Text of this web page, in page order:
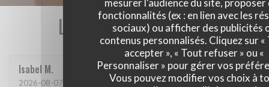
fonctionnalités (ex : en lien avec les
sociaux) ou afficher des publicités
contenus personnalisés. Cliquez sur «
accepter », « Tout refuser » ou «
Personnaliser » pour gérer vos
Vous pouvez modifier vos choix à
Les avis de nos clients
Isabel M
2026-08-07 - 12:00 - Couverts 9